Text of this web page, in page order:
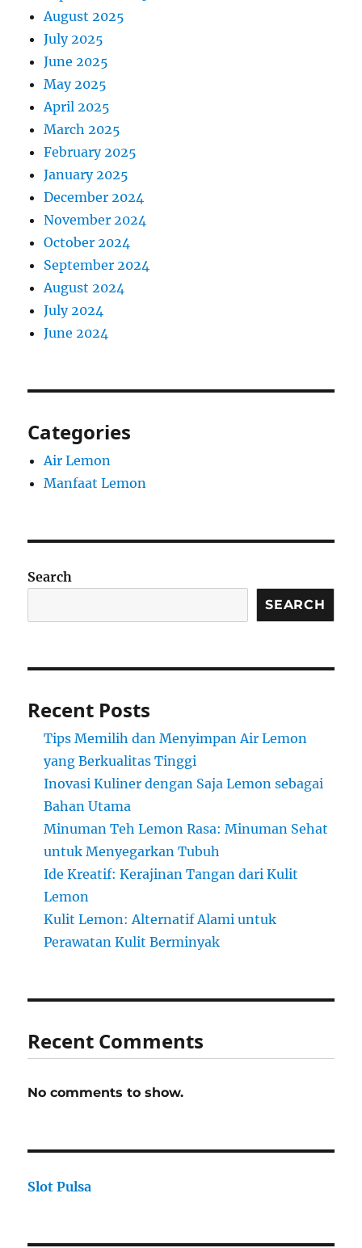
August 2025
July 2025
June 2025
May 2025
April 2025
March 2025
February 2025
January 2025
December 2024
November 2024
October 2024
September 2024
August 2024
July 2024
June 2024
Categories
Air Lemon
Manfaat Lemon
Search
SEARCH
Recent Posts
Tips Memilih dan Menyimpan Air Lemon
yang Berkualitas Tinggi
Inovasi Kuliner dengan Saja Lemon sebagai
Bahan Utama
Minuman Teh Lemon Rasa: Minuman Sehat
untuk Menyegarkan Tubuh
Ide Kreatif: Kerajinan Tangan dari Kulit
Lemon
Kulit Lemon: Alternatif Alami untuk
Perawatan Kulit Berminyak
Recent Comments
No comments to show.
Slot Pulsa